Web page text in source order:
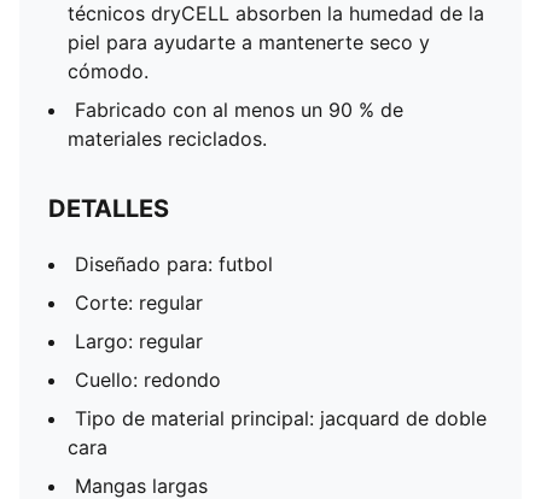
técnicos dryCELL absorben la humedad de la
piel para ayudarte a mantenerte seco y
cómodo.
Fabricado con al menos un 90 % de
materiales reciclados.
DETALLES
Diseñado para: futbol
Corte: regular
Largo: regular
Cuello: redondo
Tipo de material principal: jacquard de doble
cara
Mangas largas